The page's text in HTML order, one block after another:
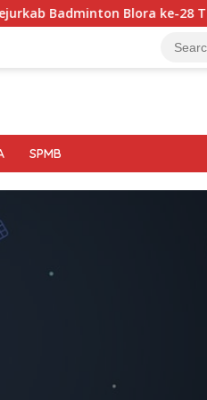
Blora ke-28 Tahun 2026
SPMB